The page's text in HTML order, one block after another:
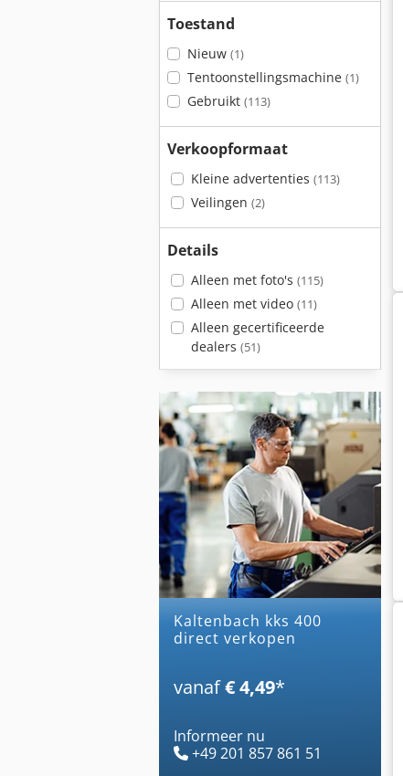
Toestand
Nieuw (1)
Tentoonstellingsmachine (1)
Gebruikt (113)
Verkoopformaat
Kleine advertenties (113)
Veilingen (2)
Details
Alleen met foto's (115)
Alleen met video (11)
Alleen gecertificeerde
dealers (51)
kaltenbach kks 400
direct verkopen
vanaf€ 4,49*
Informeer nu
+49 201 857 861 51